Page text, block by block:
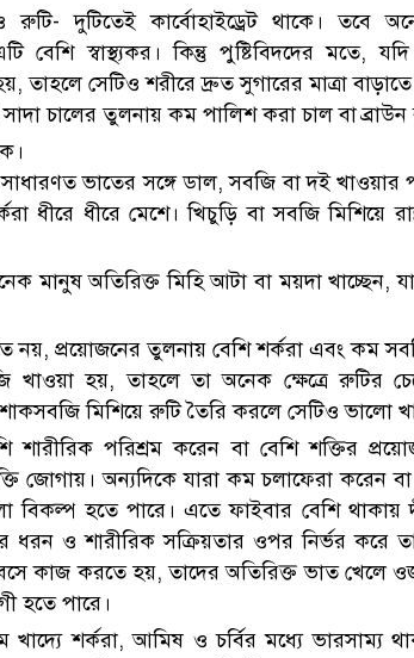
রুটি- দুটিতেই কার্বোহাইড্রেট থাকে। তবে
বেশি স্বাস্থ্যকর। কিন্তু পুষ্টিবিদদের মতে,
তাহলে সেটিও শরীরে দ্রুত সুগারের মাত্রা বাড়াতে
চালের তুলনায় কম পালিশ করা চাল বা
ভাতের সঙ্গে ডাল, সবজি বা দই খাওয়ার
ধীরে ধীরে মেশে। খিচুড়ি বা সবজি মিশিয়ে
মানুষ অতিরিক্ত মিহি আটা বা ময়দা খাচ্ছেন, যা
নয়, প্রয়োজনের তুলনায় বেশি শর্করা এবং কম
খাওয়া হয়, তাহলে তা অনেক ক্ষেত্রে রুটির
মিশিয়ে রুটি তৈরি করলে সেটিও ভালো
শারীরিক পরিশ্রম করেন বা বেশি শক্তির
জোগায়। অন্যদিকে যারা কম চলাফেরা করেন বা
হতে পারে। এতে ফাইবার বেশি থাকায়
ও শারীরিক সক্রিয়তার ওপর নির্ভর করে
কাজ করতে হয়, তাদের অতিরিক্ত ভাত খেলে
হতে পারে।
খাদ্যে শর্করা, আমিষ ও চর্বির মধ্যে ভারসাম্য